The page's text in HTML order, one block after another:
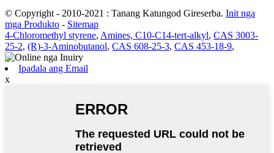
© Copyright - 2010-2021 : Tanang Katungod Gireserba. Init nga
mga Produkto - Sitemap
4-Chloromethyl styrene, Amines, C10-C14-tert-alkyl, CAS 3003-
25-2, (R)-3-Aminobutanol, CAS 608-25-3, CAS 453-18-9,
Ipadala ang Email
x